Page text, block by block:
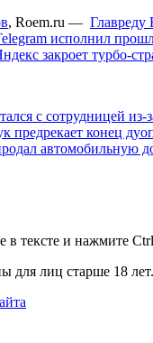
, Roem.ru — Главреду
исполнил
закроет турбо-
с сотрудницей
предрекает конец
автомобильную
в тексте и нажмите
для лиц старше 18 лет.